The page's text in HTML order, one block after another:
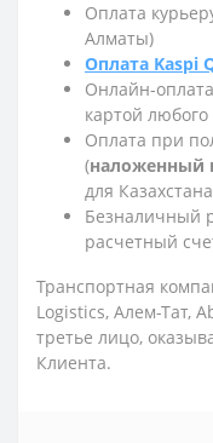
Оплата
Алматы)
Оплата Kaspi
Онлайн-
картой любого
Оплата при
(наложенный
для
Безналичный
расчетный
Транспортная
Logistics, Алем-Тат,
третье лицо,
Клиента.